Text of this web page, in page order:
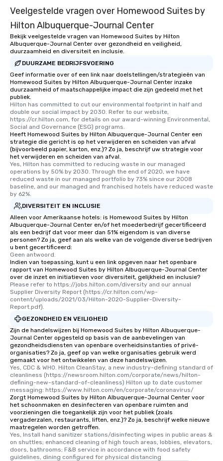
Veelgestelde vragen over Homewood Suites by
Hilton Albuquerque-Journal Center
Bekijk veelgestelde vragen van Homewood Suites by Hilton
Albuquerque-Journal Center over gezondheid en veiligheid,
duurzaamheid en diversiteit en inclusie.
DUURZAME BEDRIJFSVOERING
Geef informatie over of een link naar doelstellingen/strategieën van
Homewood Suites by Hilton Albuquerque-Journal Center inzake
duurzaamheid of maatschappelijke impact die zijn gedeeld met het
publiek.
Hilton has committed to cut our environmental footprint in half and
double our social impact by 2030. Refer to our website,
https://cr.hilton.com, for details on our award-winning Environmental,
Social and Governance (ESG) programs.
Heeft Homewood Suites by Hilton Albuquerque-Journal Center een
strategie die gericht is op het verwijderen en scheiden van afval
(bijvoorbeeld papier, karton, enz.)? Zo ja, beschrijf uw strategie voor
het verwijderen en scheiden van afval.
Yes, Hilton has committed to reducing waste in our managed
operations by 50% by 2030. Through the end of 2020, we have
reduced waste in our managed portfolio by 73% since our 2008
baseline, and our managed and franchised hotels have reduced waste
by 62%.
DIVERSITEIT EN INCLUSIE
Alleen voor Amerikaanse hotels: is Homewood Suites by Hilton
Albuquerque-Journal Center en/of het moederbedrijf gecertificeerd
als een bedrijf dat voor meer dan 51% eigendom is van diverse
personen? Zo ja, geef aan als welke van de volgende diverse bedrijven
u bent gecertificeerd:
Geen antwoord.
Indien van toepassing, kunt u een link opgeven naar het openbare
rapport van Homewood Suites by Hilton Albuquerque-Journal Center
over de inzet en initiatieven voor diversiteit, gelijkheid en inclusie?
Please refer to https://jobs.hilton.com/diversity and our annual
Supplier Diversity Report (https://cr.hilton.com/wp-
content/uploads/2021/03/Hilton-2020-Supplier-Diversity-
Report.pdf).
GEZONDHEID EN VEILIGHEID
Zijn de handelswijzen bij Homewood Suites by Hilton Albuquerque-
Journal Center opgesteld op basis van de aanbevelingen van
gezondheidsdiensten van openbare overheidsinstanties of privé-
organisaties? Zo ja, geef op van welke organisaties gebruik werd
gemaakt voor het ontwikkelen van deze handelswijzen.
Yes, CDC & WHO. Hilton CleanStay, a new industry-defining standard of
cleanliness (https://newsroom.hilton.com/corporate/news/hilton-
defining-new-standard-of-cleanliness) Hilton up to date customer
messaging: https://www.hilton.com/en/corporate/coronavirus/
Zorgt Homewood Suites by Hilton Albuquerque-Journal Center voor
het schoonmaken en desinfecteren van openbare ruimten and
voorzieningen die toegankelijk zijn voor het publiek (zoals
vergaderzalen, restaurants, liften, enz.)? Zo ja, beschrijf welke nieuwe
maatregelen worden getroffen.
Yes, Install hand sanitizer stations/disinfecting wipes in public areas &
on shuttles; enhanced cleaning of high touch areas, lobbies, elevators,
doors, bathrooms; F&B service in accordance with food safety
guidelines, dining configured for physical distancing